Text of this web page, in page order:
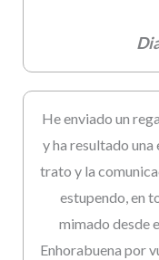
He enviado un
y ha resultado
trato y la
estupendo, en
mimado desde
Enhorabuena por